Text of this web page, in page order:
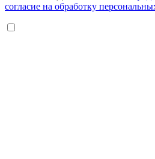
согласие на обработку